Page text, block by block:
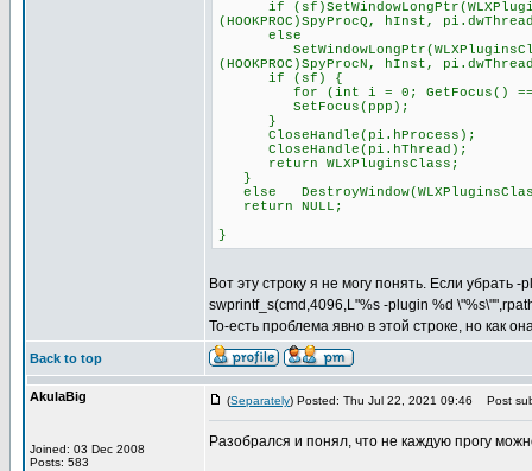
if
(HOOKPROC)SpyProcQ, hInst,
else
SetWindowLongPtr(WLXPluginsClass,
(HOOKPROC)SpyProcN, hInst,
if (sf) {
for (int i = 0; GetFocus() ==
SetFocus(ppp);
}
CloseHandle(pi.hProcess);
CloseHandle(pi.hThread);
return WLXPluginsClass;
}
else
return NULL;
}
Вот эту строку я не могу понять. Если убрать
swprintf_s(cmd,4096,L"%s -plugin %d
То-есть проблема явно в этой строке, но как
Back to top
AkulaBig
Joined: 03 Dec 2008
Posts: 583
(Separately) Posted: Thu Jul 22, 2021 09:46 Post
Разобрался и понял, что не каждую прогу